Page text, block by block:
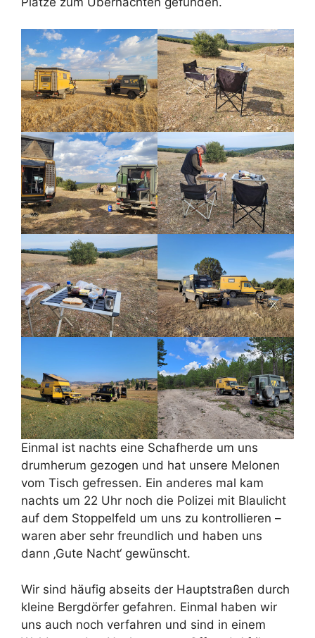
Einmal ist nachts eine Schafherde um uns
drumherum gezogen und hat unsere Melonen
vom Tisch gefressen. Ein anderes mal kam
nachts um 22 Uhr noch die Polizei mit Blaulicht
auf dem Stoppelfeld um uns zu kontrollieren –
waren aber sehr freundlich und haben uns
dann ‚Gute Nacht‘ gewünscht.
Wir sind häufig abseits der Hauptstraßen durch
kleine Bergdörfer gefahren. Einmal haben wir
uns auch noch verfahren und sind in einem